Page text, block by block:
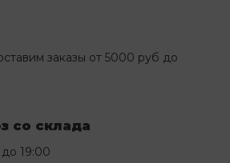
заказы от 5000 руб до
со склада
19:00